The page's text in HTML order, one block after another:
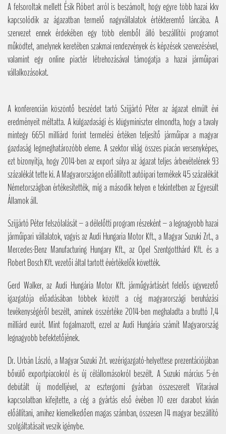
A felsoroltak mellett Ésik Róbert arról is beszámolt, hogy egyre több hazai kkv
kapcsolódik az ágazatban termelő nagyvállalatok értékteremtő láncába. A
szervezet ennek érdekében egy több elemből álló beszállítói programot
működtet, amelynek keretében szakmai rendezvények és képzések szervezésével,
valamint egy online piactér létrehozásával támogatja a hazai járműipari
vállalkozásokat.
A konferencián köszöntő beszédet tartó Szijjártó Péter az ágazat elmúlt évi
eredményeit méltatta. A külgazdasági és klügyminiszter elmondta, hogy a tavaly
mintegy 6651 milliárd forint termelési értéken teljesítő járműipar a magyar
gazdaság legmeghatározóbb eleme. A szektor világ összes piacán versenyképes,
ezt bizonyítja, hogy 2014-ben az export súlya az ágazat teljes árbevételének 93
százalékát tette ki. A Magyarországon előállított autóipari termékek 45 százalékát
Németországban értékesítették, míg a második helyen e tekintetben az Egyesült
Államok áll.
Szijjártó Péter felszólalását – a délelőtti program részeként – a legnagyobb hazai
járműipari vállalatok, vagyis az Audi Hungaria Motor Kft., a Magyar Suzuki Zrt., a
Mercedes-Benz Manufacturing Hungary Kft., az Opel Szentgotthárd Kft. és a
Robert Bosch Kft. vezetői által tartott évértékelők követték.
Gerd Walker, az Audi Hungária Motor Kft. járműgyártásért felelős ügyvezető
igazgatója előadásában többek között a cég magyarországi beruházási
tevékenységéről beszélt, aminek összértéke 2014-ben meghaladta a bruttó 7,4
milliárd eurót. Mint fogalmazott, ezzel az Audi Hungária számít Magyarország
legnagyobb befektetőjének.
Dr. Urbán László, a Magyar Suzuki Zrt. vezérigazgató-helyettese prezentációjában
bővülő exportpiacokról és új célállomásokról beszélt. A Suzuki március 5-én
debütált új modelljével, az esztergomi gyárban összeszerelt Vitarával
kapcsolatban kifejtette, a cég a gyártás első évében 70 ezer darabot kíván
előállítani, amihez kiemelkedően magas számban, összesen 74 magyar beszállító
szolgáltatásait veszik igénybe.